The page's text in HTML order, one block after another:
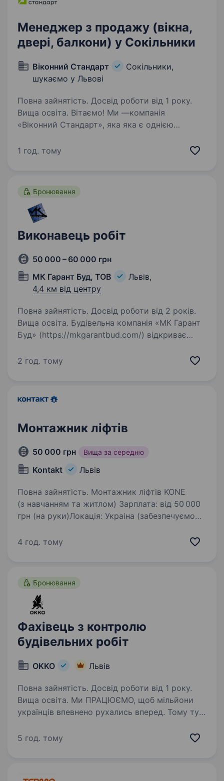
Менеджер з продажу (вікна,
двері, балкони) у Сокільники
Віконний Стандарт
Сокільники,
шукаємо у Львові
Повна зайнятість. Досвід роботи від 1 року.
Вища освіта. Вітаємо! Ми —компанія
«Віконний Стандарт», яка яка є однією
металопластикових та алюмінієвих
1 год. тому
Бронювання
Виконавець робіт
50 000 – 60 000 грн
МК Гарант Буд, ТОВ
Львів,
4,4 км від центру
Повна зайнятість. Досвід роботи від 2 років.
Вища освіта. Будівельна компанія «МК Гарант
Буд» (https://mkgarantbud.com/) відкриває
каркасне будівництво). Вимоги: знання офісних
2 год. тому
Монтажник ліфтів
50 000 грн Вища за середню
Kontakt Львів
Повна зайнятість. Монтажник ліфтів KONE
(з навчанням та житлом) Зарплата: від 50 000
грн (на руки)Локація: Украіна (забезпечуємо
світового лідера KONE)Бажаєте опанувати
4 год. тому
Бронювання
Фахівець з контролю
будівельних робіт
OKKO Львів
Повна зайнятість. Досвід роботи від 1 року.
Вища освіта. Ми ПРАЦЮЄМО, щоб мільйони
українців впевнено рухались вперед. Тому тут
до команди ОККО, формуймо надійний тил
5 год. тому